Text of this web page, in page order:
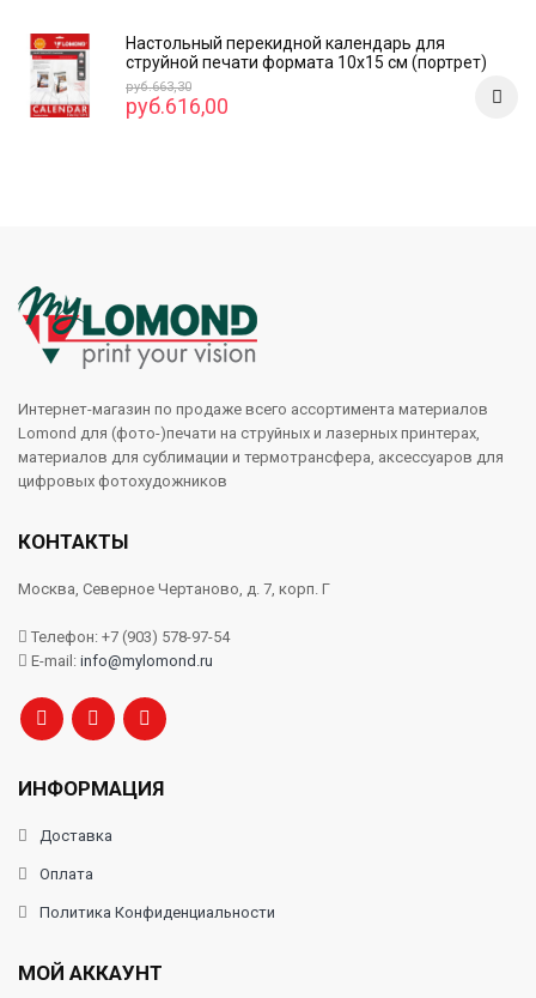
Настольный перекидной календарь для
струйной печати формата 10x15 см (портрет)
руб.663,30
руб.616,00
Интернет-магазин по продаже всего ассортимента материалов
Lomond для (фото-)печати на струйных и лазерных принтерах,
материалов для сублимации и термотрансфера, аксессуаров для
цифровых фотохудожников
КОНТАКТЫ
Москва, Северное Чертаново, д. 7, корп. Г
Телефон: +7 (903) 578-97-54
E-mail: info@mylomond.ru
ИНФОРМАЦИЯ
Доставка
Оплата
Политика Конфиденциальности
МОЙ АККАУНТ